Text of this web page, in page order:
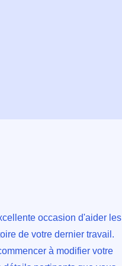
occasion d'aider les
de votre dernier travail.
à modifier votre